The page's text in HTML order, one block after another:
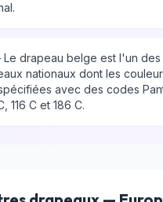
drapeau belge est l'un des
nationaux dont les
avec des codes
116 C et 186 C.